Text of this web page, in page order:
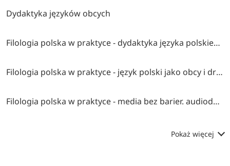
Dydaktyka języków obcych
Filologia polska w praktyce - dydaktyka języka polskiego jako obcego
Filologia polska w praktyce - język polski jako obcy i drugi w pracy z dzieckiem
Filologia polska w praktyce - media bez barier. audiodeskrypcja (ad i napisy dla niesłyszących
Pokaż więcej